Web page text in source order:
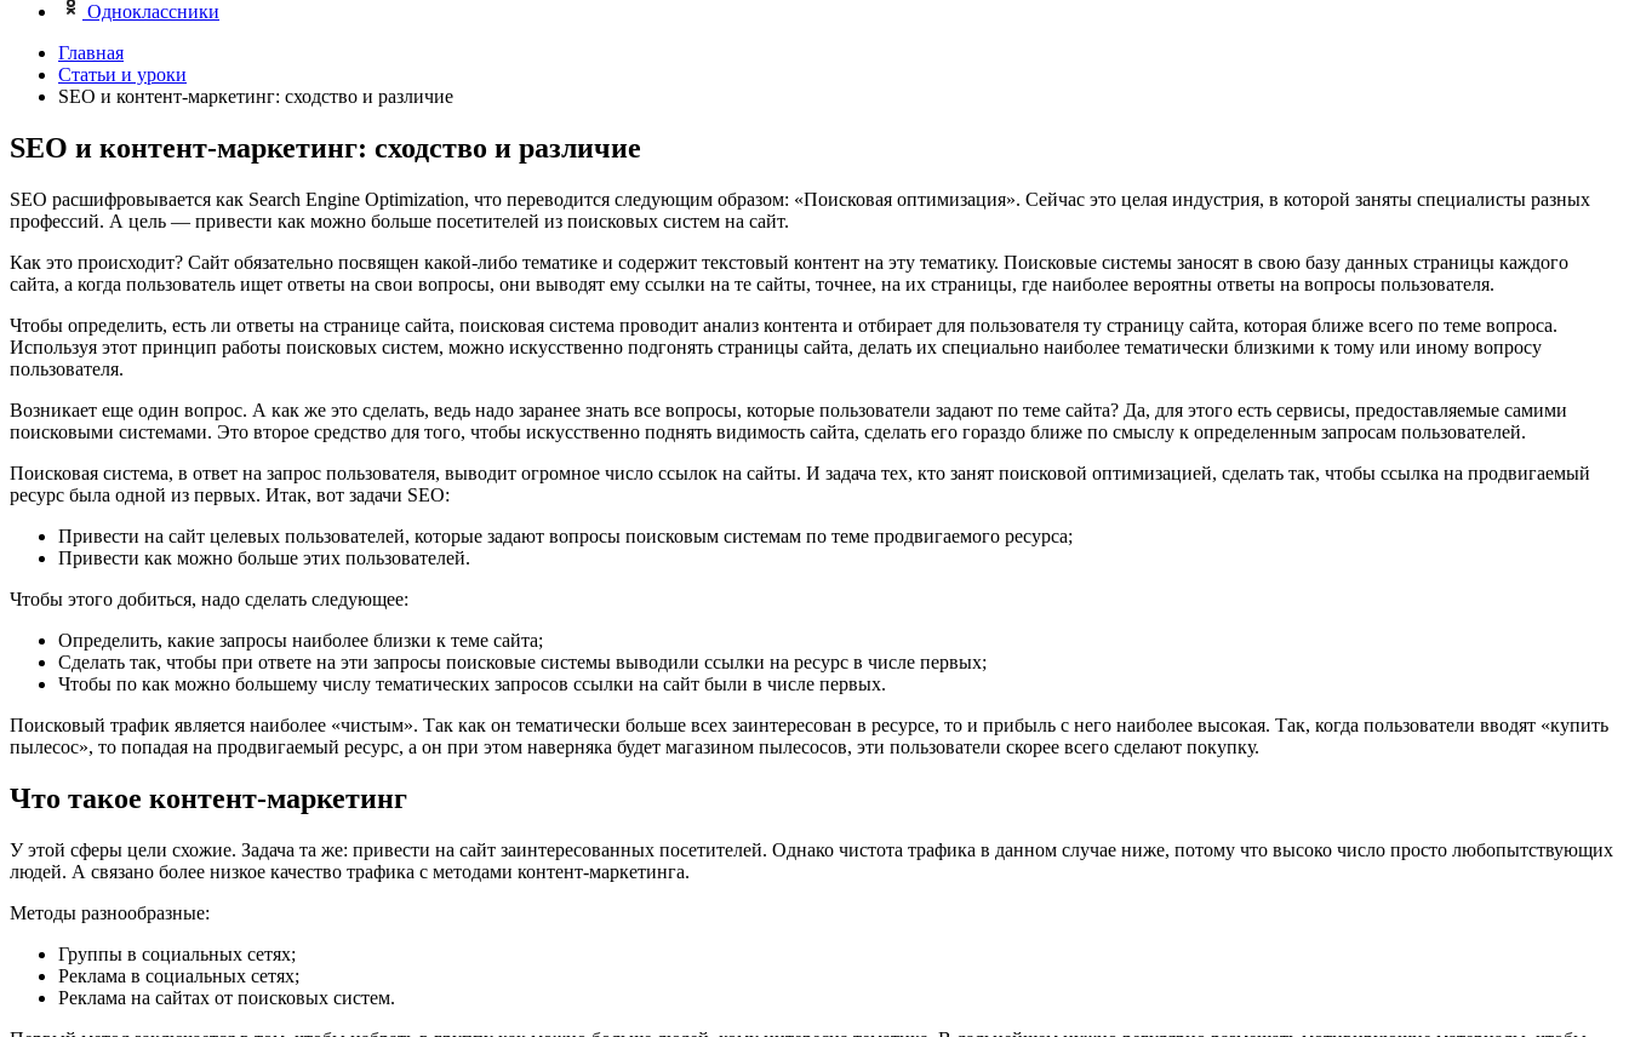
Одноклассники
Главная
Статьи и уроки
SEO и контент-маркетинг: сходство и различие
SEO и контент-маркетинг: сходство и различие
SEO расшифровывается как Search Engine Optimization, что переводится следующим образом: «Поисковая оптимизация». Сейчас это целая индустрия, в которой заняты специалисты разных
профессий. А цель — привести как можно больше посетителей из поисковых систем на сайт.
Как это происходит? Сайт обязательно посвящен какой-либо тематике и содержит текстовый контент на эту тематику. Поисковые системы заносят в свою базу данных страницы каждого
сайта, а когда пользователь ищет ответы на свои вопросы, они выводят ему ссылки на те сайты, точнее, на их страницы, где наиболее вероятны ответы на вопросы пользователя.
Чтобы определить, есть ли ответы на странице сайта, поисковая система проводит анализ контента и отбирает для пользователя ту страницу сайта, которая ближе всего по теме вопроса.
Используя этот принцип работы поисковых систем, можно искусственно подгонять страницы сайта, делать их специально наиболее тематически близкими к тому или иному вопросу
пользователя.
Возникает еще один вопрос. А как же это сделать, ведь надо заранее знать все вопросы, которые пользователи задают по теме сайта? Да, для этого есть сервисы, предоставляемые самими
поисковыми системами. Это второе средство для того, чтобы искусственно поднять видимость сайта, сделать его гораздо ближе по смыслу к определенным запросам пользователей.
Поисковая система, в ответ на запрос пользователя, выводит огромное число ссылок на сайты. И задача тех, кто занят поисковой оптимизацией, сделать так, чтобы ссылка на продвигаемый
ресурс была одной из первых. Итак, вот задачи SEO:
Привести на сайт целевых пользователей, которые задают вопросы поисковым системам по теме продвигаемого ресурса;
Привести как можно больше этих пользователей.
Чтобы этого добиться, надо сделать следующее:
Определить, какие запросы наиболее близки к теме сайта;
Сделать так, чтобы при ответе на эти запросы поисковые системы выводили ссылки на ресурс в числе первых;
Чтобы по как можно большему числу тематических запросов ссылки на сайт были в числе первых.
Поисковый трафик является наиболее «чистым». Так как он тематически больше всех заинтересован в ресурсе, то и прибыль с него наиболее высокая. Так, когда пользователи вводят «купить
пылесос», то попадая на продвигаемый ресурс, а он при этом наверняка будет магазином пылесосов, эти пользователи скорее всего сделают покупку.
Что такое контент-маркетинг
У этой сферы цели схожие. Задача та же: привести на сайт заинтересованных посетителей. Однако чистота трафика в данном случае ниже, потому что высоко число просто любопытствующих
людей. А связано более низкое качество трафика с методами контент-маркетинга.
Методы разнообразные:
Группы в социальных сетях;
Реклама в социальных сетях;
Реклама на сайтах от поисковых систем.